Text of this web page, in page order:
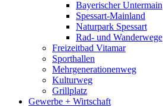
Bayerischer Untermain
Spessart-Mainland
Naturpark Spessart
Rad- und Wanderwege
Freizeitbad Vitamar
Sporthallen
Mehrgenerationenweg
Kulturweg
Grillplatz
Gewerbe + Wirtschaft